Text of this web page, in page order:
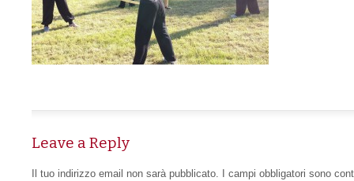
Leave a Reply
Il tuo indirizzo email non sarà pubblicato. I campi obbligatori sono